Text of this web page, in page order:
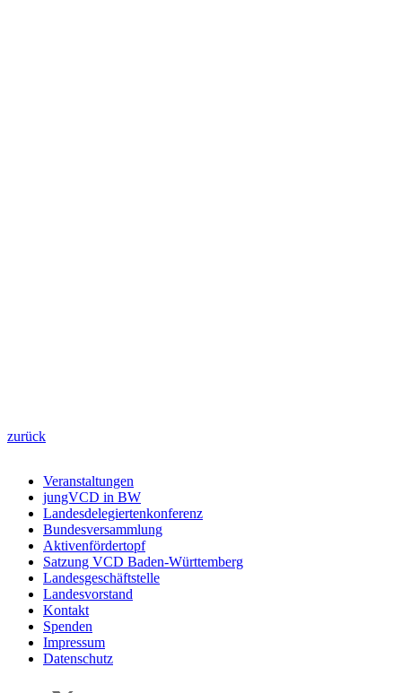
zurück
Veranstaltungen
jungVCD in BW
Landesdelegiertenkonferenz
Bundesversammlung
Aktivenfördertopf
Satzung VCD Baden-Württemberg
Landesgeschäftstelle
Landesvorstand
Kontakt
Spenden
Impressum
Datenschutz